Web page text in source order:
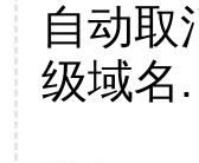
自动取
级域名.